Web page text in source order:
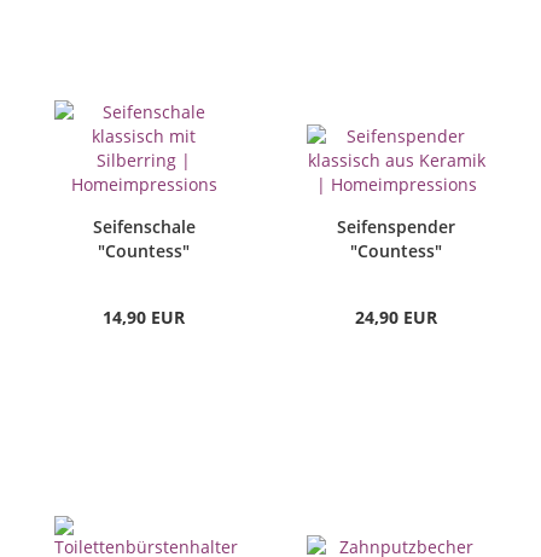
Seifenschale
"Countess"
14,90 EUR
Seifenspender
"Countess"
24,90 EUR